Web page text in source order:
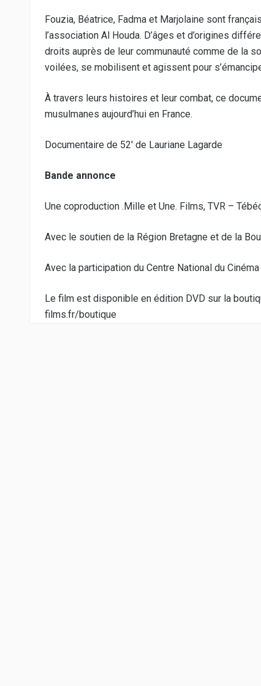
Fouzia, Béatrice, Fadma et Marjolaine sont
l’association Al Houda. D’âges et d’origines
droits auprès de leur communauté comme de la
voilées, se mobilisent et agissent pour
À travers leurs histoires et leur combat, ce
musulmanes aujourd’hui en France.
Documentaire de 52′ de Lauriane Lagarde
Bande annonce
Une coproduction .Mille et Une. Films, TVR –
Avec le soutien de la Région Bretagne et de la
Avec la participation du Centre National du
Le film est disponible en édition DVD sur la
films.fr/boutique